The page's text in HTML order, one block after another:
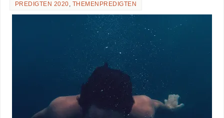
PREDIGTEN 2020, THEMENPREDIGTEN